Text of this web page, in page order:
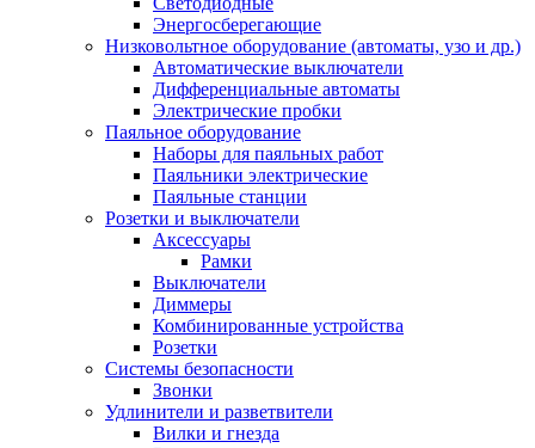
Энергосберегающие
Низковольтное оборудование (автоматы, узо и др.)
Автоматические выключатели
Дифференциальные автоматы
Электрические пробки
Паяльное оборудование
Наборы для паяльных работ
Паяльники электрические
Паяльные станции
Розетки и выключатели
Аксессуары
Рамки
Выключатели
Диммеры
Комбинированные устройства
Розетки
Системы безопасности
Звонки
Удлинители и разветвители
Вилки и гнезда